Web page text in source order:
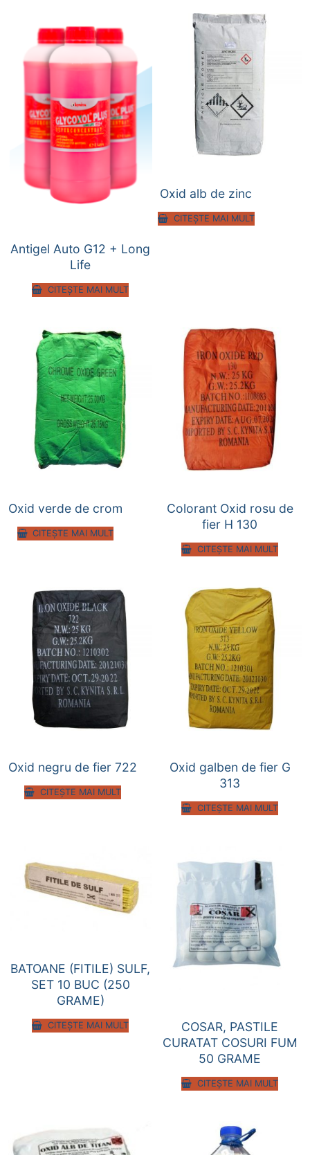
Antigel Auto G12 + Long
Life
CITEȘTE MAI MULT
Oxid alb de zinc
CITEȘTE MAI MULT
Oxid verde de crom
CITEȘTE MAI MULT
Colorant Oxid rosu de
fier H 130
CITEȘTE MAI MULT
Oxid negru de fier 722
CITEȘTE MAI MULT
Oxid galben de fier G
313
CITEȘTE MAI MULT
BATOANE (FITILE) SULF,
SET 10 BUC (250
GRAME)
CITEȘTE MAI MULT
COSAR, PASTILE
CURATAT COSURI FUM
50 GRAME
CITEȘTE MAI MULT